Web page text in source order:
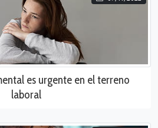
es urgente en el terreno
laboral